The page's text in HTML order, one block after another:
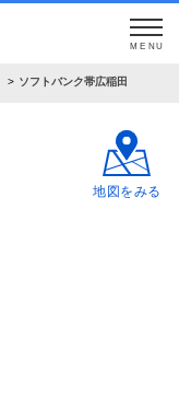
MENU
ソフトバンク帯広稲田
地図をみる